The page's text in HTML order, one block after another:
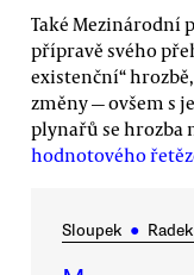
Také Mezinárodní
přípravě svého
existenční“
změny — ovšem s
plynařů se hrozba
hodnotového
Sloupek ●